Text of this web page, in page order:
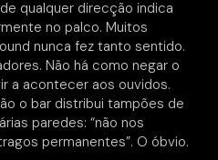
qualquer direcção indica
no palco. Muitos
nunca fez tanto sentido.
Não há como negar o
a acontecer aos ouvidos.
o bar distribui tampões de
paredes: “não nos
permanentes”. O óbvio.